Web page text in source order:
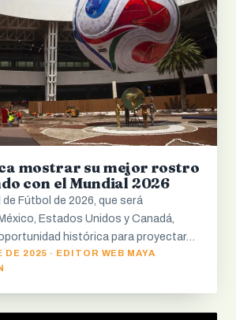
mostrar su mejor rostro
con el Mundial 2026
de Fútbol de 2026, que será
Estados Unidos y Canadá,
histórica para proyectar…
DE 2025 · EDITOR WEB MAYA